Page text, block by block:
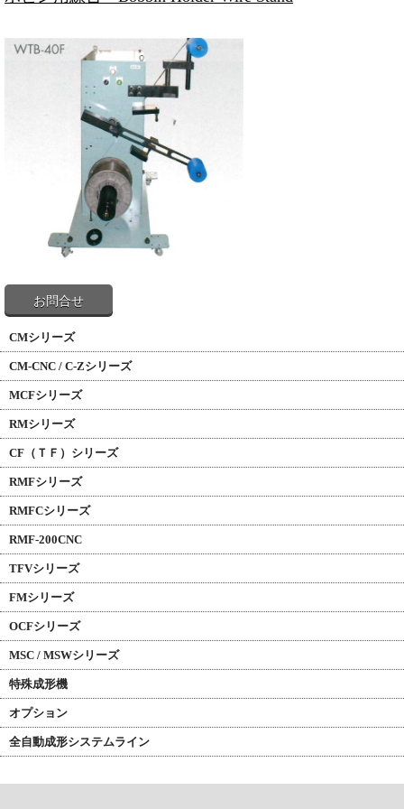
お問合せ
CMシリーズ
CM-CNC / C-Zシリーズ
MCFシリーズ
RMシリーズ
CF（ＴＦ）シリーズ
RMFシリーズ
RMFCシリーズ
RMF-200CNC
TFVシリーズ
FMシリーズ
OCFシリーズ
MSC / MSWシリーズ
特殊成形機
オプション
全自動成形システムライン